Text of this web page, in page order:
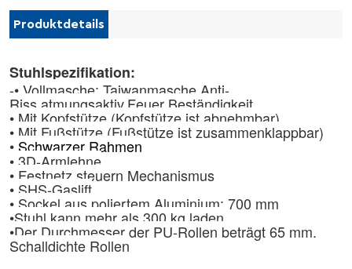
Produktdetails
Stuhlspezifikation:
-• Vollmasche: Taiwanmasche, Anti-
Riss .atmungsaktiv,Feuer Beständigkeit
• Mit Kopfstütze (Kopfstütze ist abnehmbar)
• Mit Fußstütze (Fußstütze ist zusammenklappbar)
• Schwarzer Rahmen
• 3D-Armlehne
• Festnetz steuern Mechanismus
• SHS-Gaslift
• Sockel aus poliertem Aluminium: 700 mm
•Stuhl kann mehr als 300 kg laden
•Der Durchmesser der PU-Rollen beträgt 65 mm.
Schalldichte Rollen